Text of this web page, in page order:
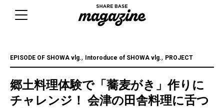
EPISODE OF SHOWA vlg., Intoroduce of SHOWA vlg., PROJECT
郷土料理体験で「蕎麦がき」作りに
チャレンジ！ 会津の田舎料理に舌つ